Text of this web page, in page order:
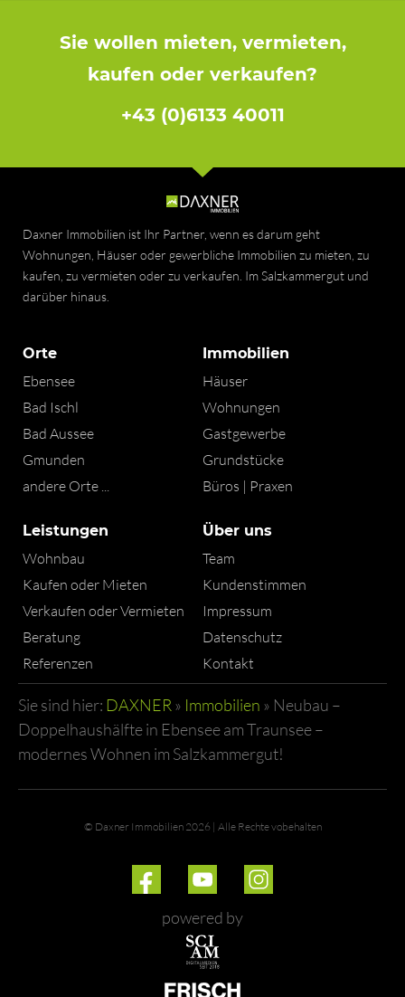
Sie wollen mieten, vermieten,
kaufen oder verkaufen?
+43 (0)6133 40011
Daxner Immobilien ist Ihr Partner, wenn es darum geht
Wohnungen, Häuser oder gewerbliche Immobilien zu mieten, zu
kaufen, zu vermieten oder zu verkaufen. Im Salzkammergut und
darüber hinaus.
Orte
Ebensee
Bad Ischl
Bad Aussee
Gmunden
andere Orte ...
Immobilien
Häuser
Wohnungen
Gastgewerbe
Grundstücke
Büros | Praxen
Leistungen
Wohnbau
Kaufen oder Mieten
Verkaufen oder Vermieten
Beratung
Referenzen
Über uns
Team
Kundenstimmen
Impressum
Datenschutz
Kontakt
Sie sind hier: DAXNER » Immobilien » Neubau –
Doppelhaushälfte in Ebensee am Traunsee –
modernes Wohnen im Salzkammergut!
© Daxner Immobilien 2026 | Alle Rechte vobehalten
powered by